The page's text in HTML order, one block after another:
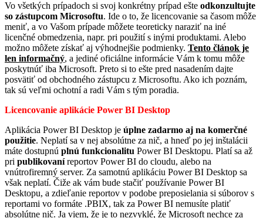
Vo všetkých prípadoch si svoj konkrétny prípad ešte odkonzultujte
so zástupcom Microsoftu. Ide o to, že licencovanie sa časom môže
meniť, a vo Vašom prípade môžete teoreticky naraziť na iné
licenčné obmedzenia, napr. pri použití s inými produktami. Alebo
možno môžete získať aj výhodnejšie podmienky. Tento článok je
len informačný, a jediné oficiálne informácie Vám k tomu môže
poskytnúť iba Microsoft. Preto si to ešte pred nasadením dajte
posvätiť od obchodného zástupcu z Microsoftu. Ako ich poznám,
tak sú veľmi ochotní a radi Vám s tým poradia.
Licencovanie aplikácie Power BI Desktop
Aplikácia Power BI Desktop je úplne zadarmo aj na komerčné
použitie. Neplatí sa v nej absolútne za nič, a hneď po jej inštalácii
máte dostupnú plnú funkcionalitu Power BI Desktopu. Platí sa až
pri publikovaníreportov Power BI do cloudu, alebo na
vnútrofiremný server. Za samotnú aplikáciu Power BI Desktop sa
však neplatí. Čiže ak vám bude stačiť používanie Power BI
Desktopu, a zdieľanie reportov v podobe preposielania si súborov s
reportami vo formáte .PBIX, tak za Power BI nemusíte platiť
absolútne nič. Ja viem, že je to nezvyklé, že Microsoft nechce za